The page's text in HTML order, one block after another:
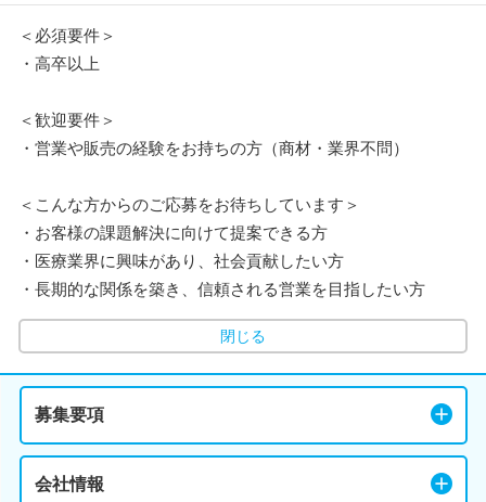
＜必須要件＞
・高卒以上
＜歓迎要件＞
・営業や販売の経験をお持ちの方（商材・業界不問）
＜こんな方からのご応募をお待ちしています＞
・お客様の課題解決に向けて提案できる方
・医療業界に興味があり、社会貢献したい方
・長期的な関係を築き、信頼される営業を目指したい方
閉じる
募集要項
会社情報